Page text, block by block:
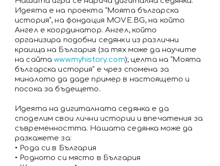
Идеята е на проекта “Моята българска
история”, на фондация MOVE.BG, на който
Ангел е координатор. Ангел, който
организира подобни седянки из различни
краища на България (за тях може да научите
на сайтаwww.myhistory.com); целта на “Моята
българска история” е чрез спомена за
миналото да даде пример в настоящето и
посока за бъдещето.
Идеята на дигиталната седянка е да
споделим свои лични истории и впечатения за
съвременността. Нашата седянка може да
разкажете за:
• Рода си в България
• Родното си място в България